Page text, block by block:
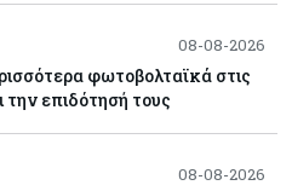
08-08-2026
φωτοβολταϊκά στις
την επιδότησή τους
08-08-2026